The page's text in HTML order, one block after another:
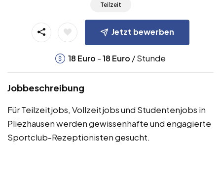
Teilzeit
Jetzt bewerben
18 Euro -18 Euro / Stunde
Jobbeschreibung
Für Teilzeitjobs, Vollzeitjobs und Studentenjobs in
Pliezhausen werden gewissenhafte und engagierte
Sportclub-Rezeptionisten gesucht.